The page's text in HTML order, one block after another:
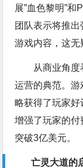
展”血色黎明”
团队表示将推
游戏内容，这无
从商业角
运营的典范。
略获得了玩家
增强了玩家的
突破3亿美元。
亡灵大道的